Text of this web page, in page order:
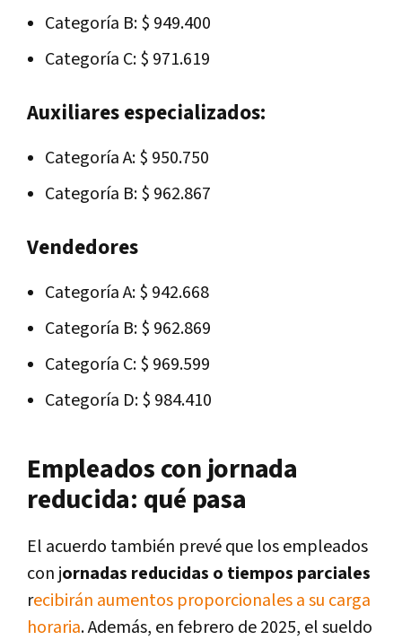
Categoría B: $ 949.400
Categoría C: $ 971.619
Auxiliares especializados:
Categoría A: $ 950.750
Categoría B: $ 962.867
Vendedores
Categoría A: $ 942.668
Categoría B: $ 962.869
Categoría C: $ 969.599
Categoría D: $ 984.410
Empleados con jornada
reducida: qué pasa
El acuerdo también prevé que los empleados
con jornadas reducidas o tiempos parciales
recibirán aumentos proporcionales a su carga
horaria. Además, en febrero de 2025, el sueldo